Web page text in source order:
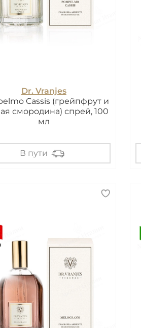
Dr. Vranjes
Cassis (грейпфрут и
смородина) спрей, 100
мл
В пути